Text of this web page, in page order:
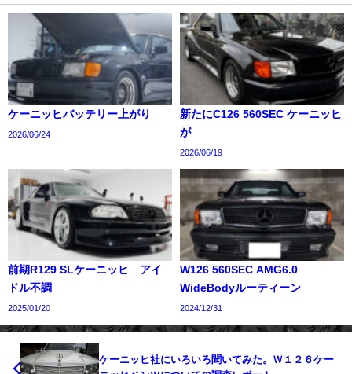
ケーニッヒバッテリー上がり
2026/06/24
新たにC126 560SEC ケーニッヒ
が
2026/06/19
前期R129 SLケーニッヒ アイ
ドル不調
2025/01/20
W126 560SEC AMG6.0
WideBodyルーティーン
2024/12/31
ケーニッヒ社にいろいろ聞いてみた。Ｗ１２６ケー